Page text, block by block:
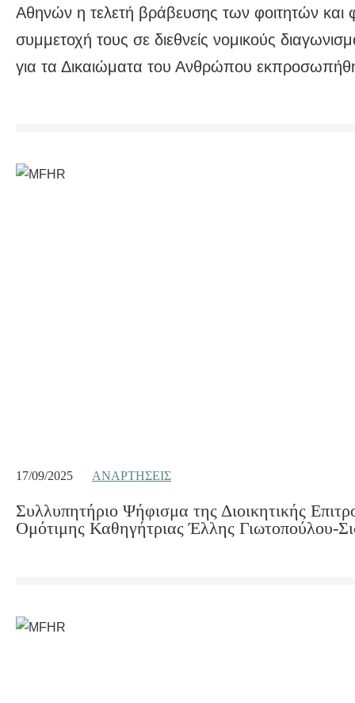
Αθηνών η τελετή βράβευσης των φοιτητών και
συμμετοχή τους σε διεθνείς νομικούς
για τα Δικαιώματα του Ανθρώπου
17/09/2025 ΑΝΑΡΤΉΣΕΙΣ
Συλλυπητήριο Ψήφισμα της Διοικητικής
Ομότιμης Καθηγήτριας Έλλης Γιωτοπούλου-